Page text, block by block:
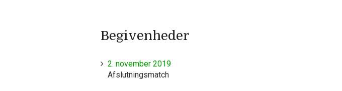
Begivenheder
2. november 2019
Afslutningsmatch